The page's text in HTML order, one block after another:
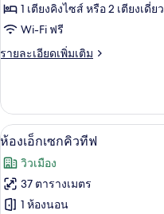
ดี
ลัก
ซ์
1 เตียงคิงไซส์ หรือ 2 เตียงเดี่ยว
Wi-Fi ฟรี
รายละเอียดเพิ่มเติม
ราย
เกี่ยว
กับ
ห้อง
ลัก
ซ์
เปิด
ภาพถ่าย
ทั้งหมด
ของ
6
ห้องเอ็กเซกคิวทีฟ
วิวเมือง
37 ตารางเมตร
1 ห้องนอน